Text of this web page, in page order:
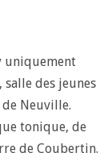
uniquement
des jeunes
Neuville.
tonique, de
de Coubertin.